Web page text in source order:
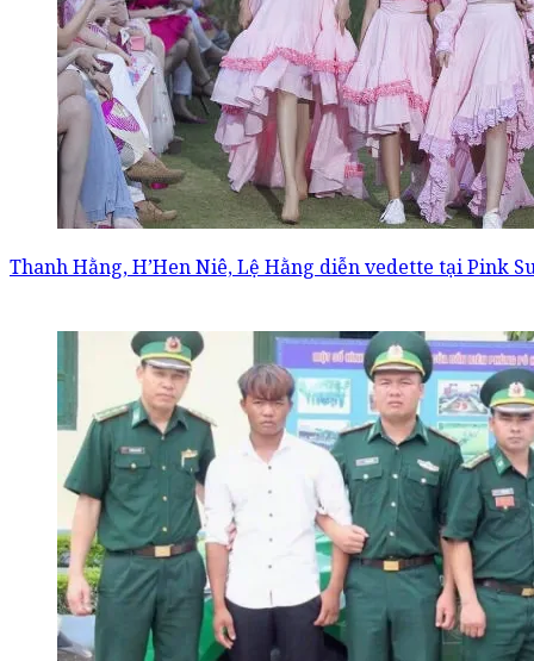
Thanh Hằng, H’Hen Niê, Lệ Hằng diễn vedette tại Pink